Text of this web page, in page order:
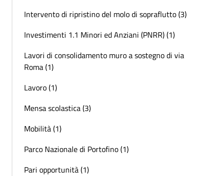
Intervento di ripristino del molo di sopraflutto (3)
Investimenti 1.1 Minori ed Anziani (PNRR) (1)
Lavori di consolidamento muro a sostegno di via
Roma (1)
Lavoro (1)
Mensa scolastica (3)
Mobilità (1)
Parco Nazionale di Portofino (1)
Pari opportunità (1)